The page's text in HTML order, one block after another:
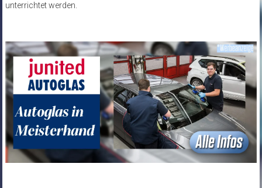
unterrichtet werden.